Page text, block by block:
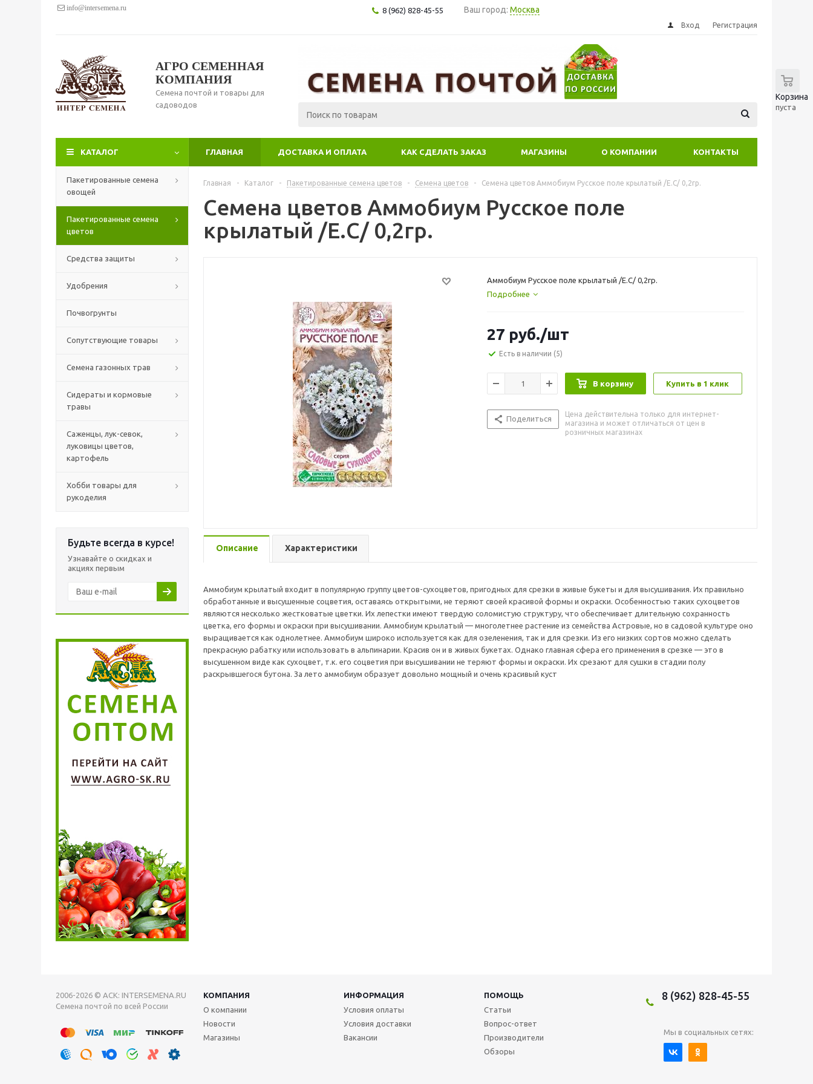
info@intersemena.ru 8 (962) 828-45-55 Ваш город: Москва
Вход Регистрация
АГРО СЕМЕННАЯ
КОМПАНИЯ
Семена почтой и товары для
садоводов
Корзина
пуста
КАТАЛОГ ГЛАВНАЯ ДОСТАВКА И ОПЛАТА КАК СДЕЛАТЬ ЗАКАЗ МАГАЗИНЫ О КОМПАНИИ КОНТАКТЫ
Пакетированные семена
овощей
Пакетированные семена
цветов
Средства защиты
Удобрения
Почвогрунты
Сопутствующие товары
Семена газонных трав
Сидераты и кормовые
травы
Саженцы, лук-севок,
луковицы цветов,
картофель
Хобби товары для
рукоделия
Будьте всегда в курсе!
Узнавайте о скидках и
акциях первым
Главная - Каталог - Пакетированные семена цветов - Семена цветов - Семена цветов Аммобиум Русское поле крылатый /Е.С/ 0,2гр.
Семена цветов Аммобиум Русское поле
крылатый /Е.С/ 0,2гр.
Аммобиум Русское поле крылатый /Е.С/ 0,2гр.
Подробнее
27 руб./шт
Есть в наличии (5)
В корзину Купить в 1 клик
Поделиться
Цена действительна только для интернет-
магазина и может отличаться от цен в
розничных магазинах
Описание Характеристики
Аммобиум крылатый входит в популярную группу цветов-сухоцветов, пригодных для срезки в живые букеты и для высушивания. Их правильно
обработанные и высушенные соцветия, оставаясь открытыми, не теряют своей красивой формы и окраски. Особенностью таких сухоцветов
являются несколько жестковатые цветки. Их лепестки имеют твердую соломистую структуру, что обеспечивает длительную сохранность
цветка, его формы и окраски при высушивании. Аммобиум крылатый — многолетнее растение из семейства Астровые, но в садовой культуре оно
выращивается как однолетнее. Аммобиум широко используется как для озеленения, так и для срезки. Из его низких сортов можно сделать
прекрасную рабатку или использовать в альпинарии. Красив он и в живых букетах. Однако главная сфера его применения в срезке — это в
высушенном виде как сухоцвет, т.к. его соцветия при высушивании не теряют формы и окраски. Их срезают для сушки в стадии полу
раскрывшегося бутона. За лето аммобиум образует довольно мощный и очень красивый куст
2006-2026 © АСК: INTERSEMENA.RU
Семена почтой по всей России
КОМПАНИЯ ИНФОРМАЦИЯ
ПОМОЩЬ
О компании
Новости
Магазины
Условия оплаты
Условия доставки
Вакансии
Статьи
Вопрос-ответ
Производители
Обзоры
8 (962) 828-45-55
Мы в социальных сетях: